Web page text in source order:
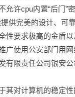
允许cpu内置“后门
供完美的设计、可
性要求极高的金盾
广使用公安部门用
有限责任公司银安
对计算机的稳定性